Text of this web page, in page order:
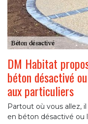
DM Habitat
béton désactivé
aux particuliers
Partout où vous allez,
en béton désactivé ou